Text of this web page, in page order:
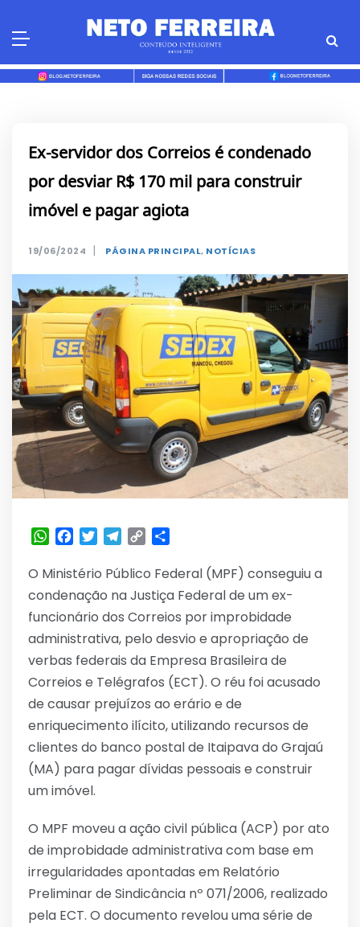
Ex-servidor dos Correios é condenado
por desviar R$ 170 mil para construir
imóvel e pagar agiota
19/06/2024 | PÁGINA PRINCIPAL, NOTÍCIAS
WhatsApp
Facebook
TwitterTelegram
Copy
O Ministério Público Federal (MPF) conseguiu a
condenação na Justiça Federal de um ex-
funcionário dos Correios por improbidade
administrativa, pelo desvio e apropriação de
verbas federais da Empresa Brasileira de
Correios e Telégrafos (ECT). O réu foi acusado
de causar prejuízos ao erário e de
enriquecimento ilícito, utilizando recursos de
clientes do banco postal de Itaipava do Grajaú
(MA) para pagar dívidas pessoais e construir
um imóvel.
O MPF moveu a ação civil pública (ACP) por ato
de improbidade administrativa com base em
irregularidades apontadas em Relatório
Preliminar de Sindicância nº 071/2006, realizado
pela ECT. O documento revelou uma série de